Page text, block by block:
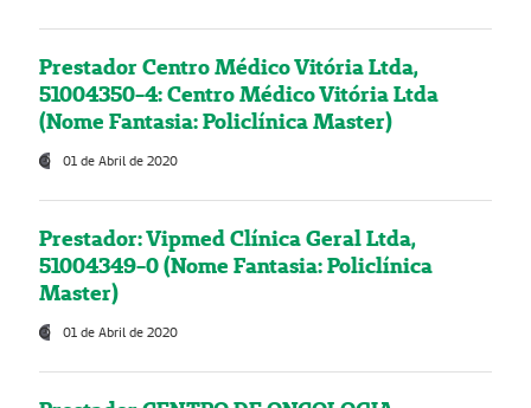
Prestador Centro Médico Vitória Ltda,
51004350-4: Centro Médico Vitória Ltda
(Nome Fantasia: Policlínica Master)
01 de Abril de 2020
Prestador: Vipmed Clínica Geral Ltda,
51004349-0 (Nome Fantasia: Policlínica
Master)
01 de Abril de 2020